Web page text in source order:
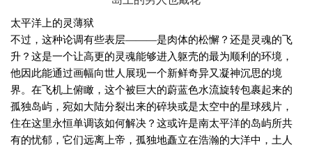
太平洋上的灵薄狱
不过，这种论调有些表层———是肉体的松懈？还是灵魂的飞
升？这是一个让高更的灵魂能够进入躯壳的最为顺利的环境，
他因此能通过画幅向世人展现一个新鲜奇异又凝神沉思的境
界。在飞机上俯瞰，这个被巨大的蔚蓝色水流旋转包裹起来的
孤独岛屿，宛如大陆分裂出来的碎块或是太空中的星球残片，
住在这里永恒单调该如何解决？这或许是南太平洋的岛屿所共
有的忧郁，它们远离上帝，孤独地矗立在浩瀚的大洋中，土人